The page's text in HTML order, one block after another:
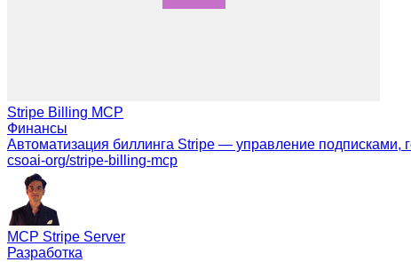
Stripe Billing MCP
Финансы
Автоматизация биллинга Stripe — управление подписками,
csoai-org/stripe-billing-mcp
MCP Stripe Server
Разработка